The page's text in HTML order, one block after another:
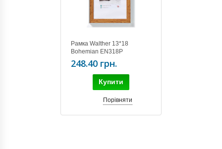
Рамка Walther 13*18
Bohemian EN318P
248.40 грн.
Купити
Порівняти